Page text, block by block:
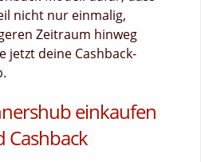
nicht nur einmalig,
Zeitraum hinweg
jetzt deine Cashback-
einkaufen
Cashback